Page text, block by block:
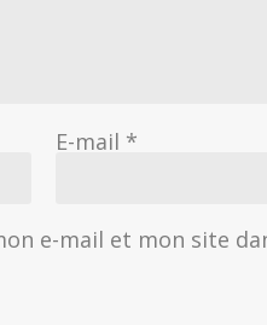
E-mail *
e-mail et mon site